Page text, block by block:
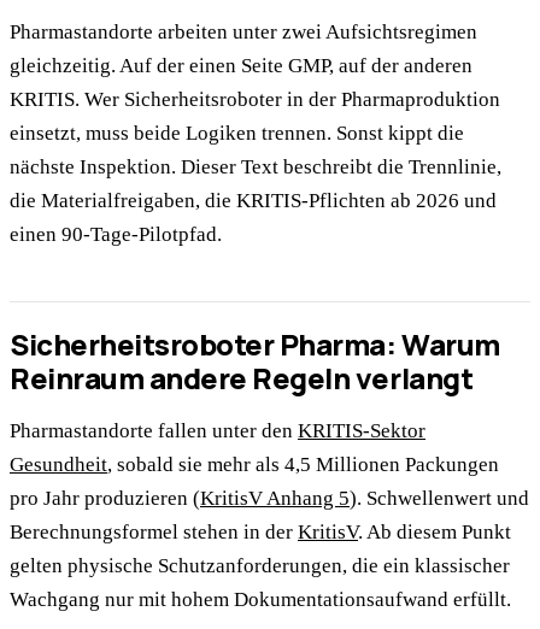
Pharmastandorte arbeiten unter zwei Aufsichtsregimen
gleichzeitig. Auf der einen Seite GMP, auf der anderen
KRITIS. Wer Sicherheitsroboter in der Pharmaproduktion
einsetzt, muss beide Logiken trennen. Sonst kippt die
nächste Inspektion. Dieser Text beschreibt die Trennlinie,
die Materialfreigaben, die KRITIS-Pflichten ab 2026 und
einen 90-Tage-Pilotpfad.
Sicherheitsroboter Pharma: Warum
Reinraum andere Regeln verlangt
Pharmastandorte fallen unter den KRITIS-Sektor
Gesundheit, sobald sie mehr als 4,5 Millionen Packungen
pro Jahr produzieren (KritisV Anhang 5). Schwellenwert und
Berechnungsformel stehen in der KritisV. Ab diesem Punkt
gelten physische Schutzanforderungen, die ein klassischer
Wachgang nur mit hohem Dokumentationsaufwand erfüllt.